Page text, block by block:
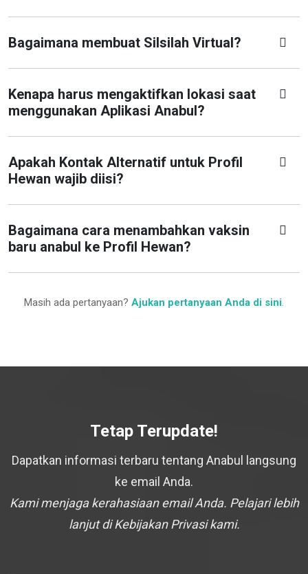
Bagaimana membuat Silsilah Virtual?
Kenapa harus mengaktifkan lokasi saat
menggunakan Aplikasi Anabul?
Apakah Kontak Alternatif untuk Profil
Hewan wajib diisi?
Bagaimana cara menambahkan vaksin
baru anabul ke Profil Hewan?
Masih ada pertanyaan? Ajukan pertanyaan Anda di sini.
Tetap Terupdate!
Dapatkan informasi terbaru tentang Anabul langsung
ke email Anda.
Kami menjaga kerahasiaan email Anda. Pelajari lebih
lanjut di Kebijakan Privasi kami.